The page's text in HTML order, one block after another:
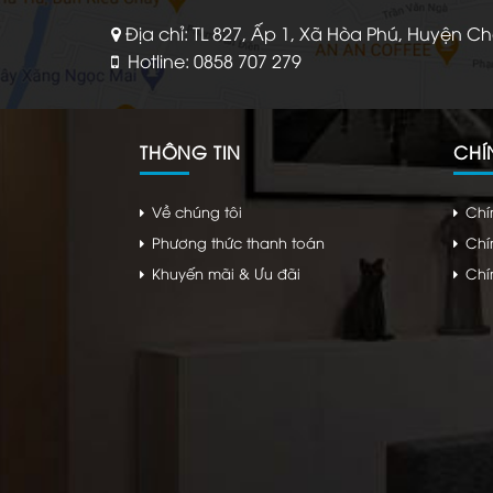
Địa chỉ: TL 827, Ấp 1, Xã Hòa Phú, Huyện
Hotline: 0858 707 279
THÔNG TIN
Về chúng tôi
Phương thức thanh toán
Khuyến mãi & Ưu đãi